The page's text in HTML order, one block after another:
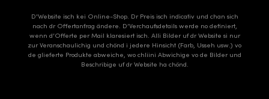
D'Website isch kei Online-Shop. Dr Preis isch indicativ und chan sich
nach dr Offertanfrag ändere. D’Verchaufsdetails werde no definiert,
wenn d’Offerte per Mail klaresiert isch. Alli Bilder uf dr Website si nur
zur Veranschaulichig und chönd i jedere Hinsicht (Farb, Usseh usw.) vo
de glieferte Produkte abweiche, wo chliini Abwichige vo de Bilder und
Beschribige uf dr Website ha chönd.